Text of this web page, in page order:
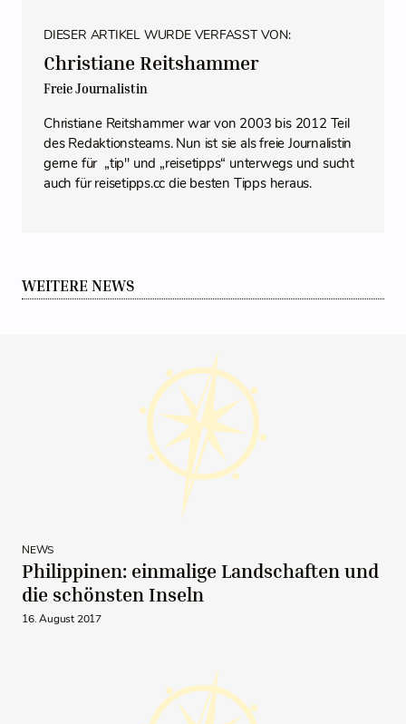
DIESER ARTIKEL WURDE VERFASST VON:
Christiane Reitshammer
Freie Journalistin
Christiane Reitshammer war von 2003 bis 2012 Teil
des Redaktionsteams. Nun ist sie als freie Journalistin
gerne für „tip" und „reisetipps“ unterwegs und sucht
auch für reisetipps.cc die besten Tipps heraus.
WEITERE NEWS
NEWS
Philippinen: einmalige Landschaften und
die schönsten Inseln
16. August 2017